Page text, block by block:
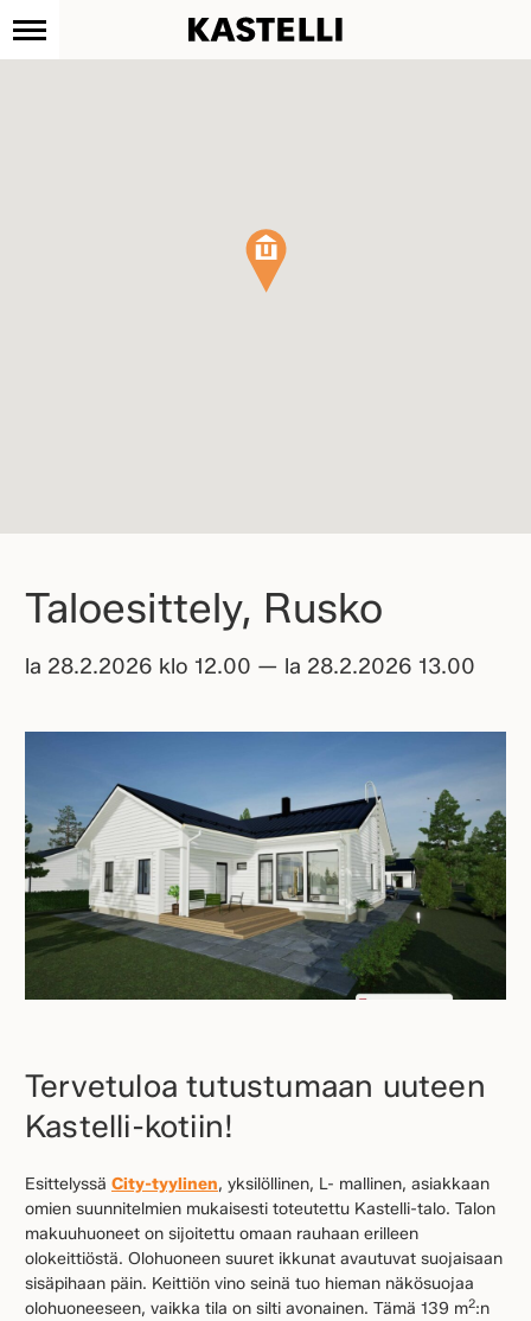
Kastelli
Taloesittely, Rusko
la 28.2.2026 klo 12.00 — la 28.2.2026 13.00
Tervetuloa tutustumaan uuteen
Kastelli-kotiin!
Esittelyssä City-tyylinen, yksilöllinen, L- mallinen, asiakkaan
omien suunnitelmien mukaisesti toteutettu Kastelli-talo. Talon
makuuhuoneet on sijoitettu omaan rauhaan erilleen
olokeittiöstä. Olohuoneen suuret ikkunat avautuvat suojaisaan
sisäpihaan päin. Keittiön vino seinä tuo hieman näkösuojaa
olohuoneeseen, vaikka tila on silti avonainen. Tämä 139 m2:n